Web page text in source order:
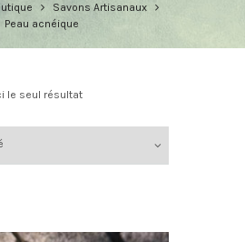
Savons Artisanaux
Peau acnéique
le seul résultat